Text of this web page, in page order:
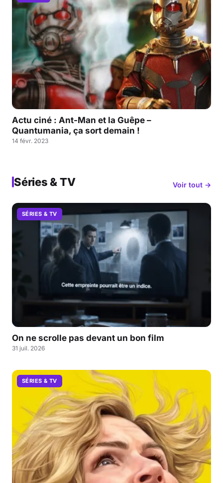
Actu ciné : Ant-Man et la Guêpe –
Quantumania, ça sort demain !
14 févr. 2023
Séries & TV Voir tout →
SÉRIES & TV
On ne scrolle pas devant un bon film
31 juil. 2026
SÉRIES & TV